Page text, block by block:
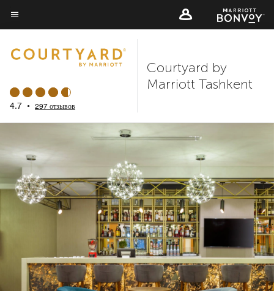
Skip
to
content
Текст меню
4.7 • 297 отзывов
Courtyard by
Marriott Tashkent